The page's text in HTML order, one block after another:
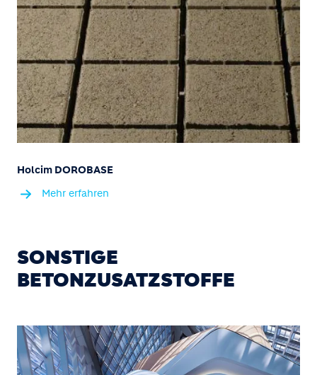
Holcim DOROBASE
Mehr erfahren
SONSTIGE
BETONZUSATZSTOFFE